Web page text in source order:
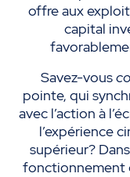
offre aux
capital
Savez-vous
pointe, qui
avec l’action à
l’expérience
supérieur?
fonctionnement